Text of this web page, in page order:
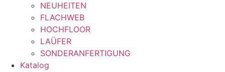
NEUHEITEN
FLACHWEB
HOCHFLOOR
LAÜFER
SONDERANFERTIGUNG
Katalog